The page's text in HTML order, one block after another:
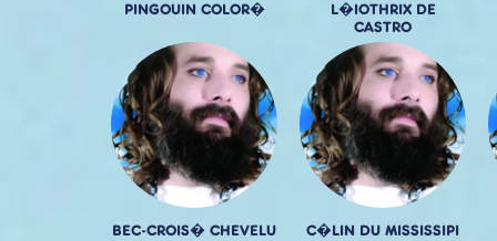
PINGOUIN COLOR�
L�IOTHRIX DE
CASTRO
BEC-CROIS� CHEVELU C�LIN DU MISSISSIPI